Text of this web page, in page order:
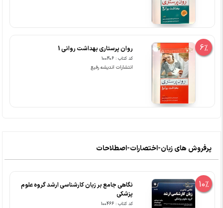
6% روان پرستاری بهداشت روانی 1
کد کتاب : 100406
انتشارات اندیشه رفیع
پرفروش های زبان-اختصارات-اصطلاحات
10%
نگاهی جامع بر زبان کارشناسی ارشد گروه علوم
پزشکی
کد کتاب : 100466